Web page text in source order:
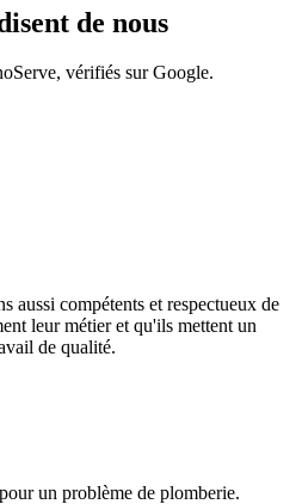
de nous
vérifiés sur Google.
aussi compétents et respectueux de
leur métier et qu'ils mettent un
de qualité.
un problème de plomberie.